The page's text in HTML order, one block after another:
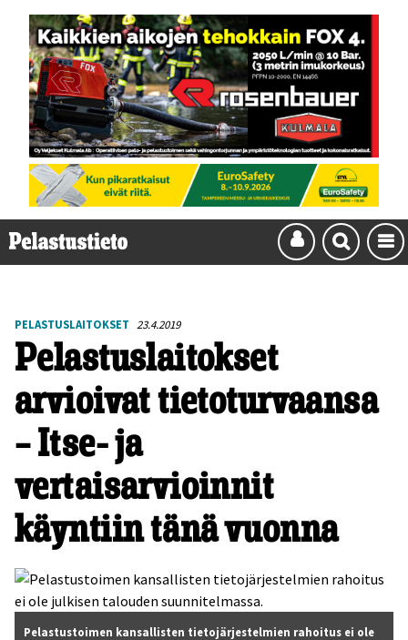
PELASTUSLAITOKSET 23.4.2019
Pelastuslaitokset
arvioivat tietoturvaansa
– Itse- ja
vertaisarvioinnit
käyntiin tänä vuonna
Pelastustoimen kansallisten tietojärjestelmien rahoitus ei ole